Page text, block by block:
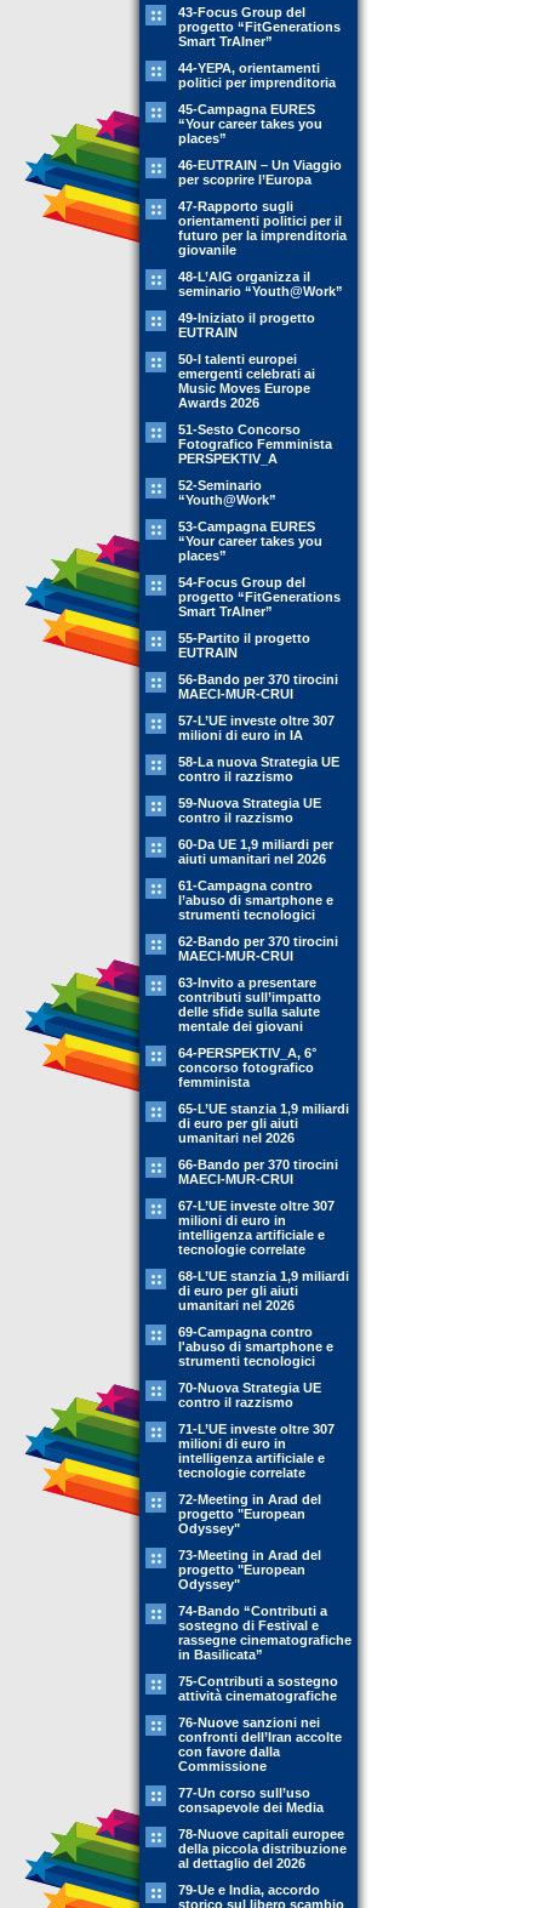
43-Focus Group del
progetto “FitGenerations
Smart TrAIner”
44-YEPA, orientamenti
politici per imprenditoria
45-Campagna EURES
“Your career takes you
places”
46-EUTRAIN – Un Viaggio
per scoprire l’Europa
47-Rapporto sugli
orientamenti politici per il
futuro per la imprenditoria
giovanile
48-L’AIG organizza il
seminario “Youth@Work”
49-Iniziato il progetto
EUTRAIN
50-I talenti europei
emergenti celebrati ai
Music Moves Europe
Awards 2026
51-Sesto Concorso
Fotografico Femminista
PERSPEKTIV_A
52-Seminario
“Youth@Work”
53-Campagna EURES
“Your career takes you
places”
54-Focus Group del
progetto “FitGenerations
Smart TrAIner”
55-Partito il progetto
EUTRAIN
56-Bando per 370 tirocini
MAECI-MUR-CRUI
57-L’UE investe oltre 307
milioni di euro in IA
58-La nuova Strategia UE
contro il razzismo
59-Nuova Strategia UE
contro il razzismo
60-Da UE 1,9 miliardi per
aiuti umanitari nel 2026
61-Campagna contro
l’abuso di smartphone e
strumenti tecnologici
62-Bando per 370 tirocini
MAECI-MUR-CRUI
63-Invito a presentare
contributi sull’impatto
delle sfide sulla salute
mentale dei giovani
64-PERSPEKTIV_A, 6°
concorso fotografico
femminista
65-L’UE stanzia 1,9 miliardi
di euro per gli aiuti
umanitari nel 2026
66-Bando per 370 tirocini
MAECI-MUR-CRUI
67-L’UE investe oltre 307
milioni di euro in
intelligenza artificiale e
tecnologie correlate
68-L’UE stanzia 1,9 miliardi
di euro per gli aiuti
umanitari nel 2026
69-Campagna contro
l'abuso di smartphone e
strumenti tecnologici
70-Nuova Strategia UE
contro il razzismo
71-L’UE investe oltre 307
milioni di euro in
intelligenza artificiale e
tecnologie correlate
72-Meeting in Arad del
progetto "European
Odyssey"
73-Meeting in Arad del
progetto "European
Odyssey"
74-Bando “Contributi a
sostegno di Festival e
rassegne cinematografiche
in Basilicata”
75-Contributi a sostegno
attività cinematografiche
76-Nuove sanzioni nei
confronti dell’Iran accolte
con favore dalla
Commissione
77-Un corso sull’uso
consapevole dei Media
78-Nuove capitali europee
della piccola distribuzione
al dettaglio del 2026
79-Ue e India, accordo
storico sul libero scambio